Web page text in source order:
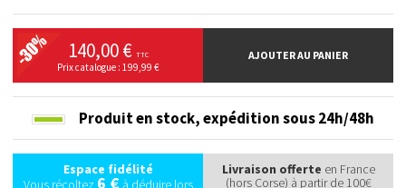
140,00 € TTC
Prix catalogue : 199,99 €
AJOUTER AU PANIER
Produit en stock,expédition sous 24h/48h
Espace fidélité
Vous récoltez 6 €à déduire lors
Livraison offerte en France
(hors Corse) à partir de 100€